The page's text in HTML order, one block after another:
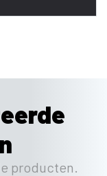
producten.